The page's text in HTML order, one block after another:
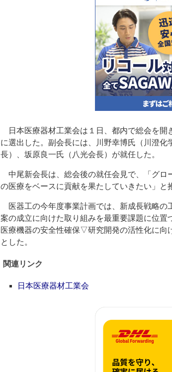
日本医療器材工業会は１日、都内で総会を開
に選出した。副会長には、川野幸博氏（川澄
長）、坂原良一氏（八光会長）が就任した。
中尾新会長は、総会後の就任会見で、「グロ
の医療をベースに貢献を果たしていきたい」と
医器工の今年度事業計画では、新成長戦略の
案の成立に向けた取り組みを最重要課題に位
医療機器の安全性確保▽研究開発の活性化に向
とした。
関連リンク
日本医療器材工業会